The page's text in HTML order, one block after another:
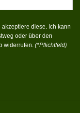
diese. Ich kann
oder über den
widerrufen. (*Pflichtfeld)